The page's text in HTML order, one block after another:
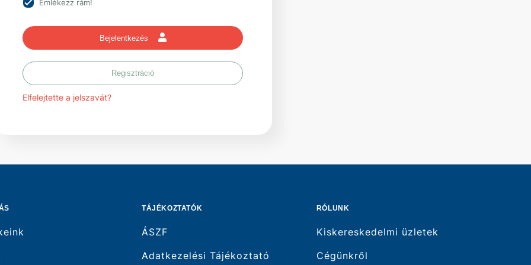
Emlékezz rám!
Bejelentkezés
Regisztráció
Elfelejtette a jelszavát?
TÁJÉKOZTATÓK
ÁSZF
Adatkezelési Tájékoztató
RÓLUNK
Kiskereskedelmi üzletek
Cégünkről